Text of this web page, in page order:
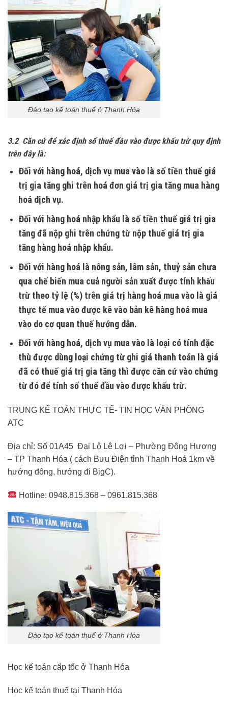
Đào tạo kế toán thuế ở Thanh Hóa
3.2 Căn cứ để xác định số thuế đầu vào được khấu trừ quy định
trên đây là:
Ðối với hàng hoá, dịch vụ mua vào là số tiền thuế giá
trị gia tăng ghi trên hoá đơn giá trị gia tăng mua hàng
hoá dịch vụ.
Ðối với hàng hoá nhập khẩu là số tiền thuế giá trị gia
tăng đã nộp ghi trên chứng từ nộp thuế giá trị gia
tăng hàng hoá nhập khẩu.
Ðối với hàng hoá là nông sản, lâm sản, thuỷ sản chưa
qua chế biến mua cuả người sản xuất được tính khấu
trừ theo tỷ lệ (%) trên giá trị hàng hoá mua vào là giá
thực tế mua vào được kê vào bản kê hàng hoá mua
vào do cơ quan thuế hướng dẫn.
Ðối với hàng hoá, dịch vụ mua vào là loại có tính đặc
thù được dùng loại chứng từ ghi giá thanh toán là giá
đã có thuế giá trị gia tăng thì được căn cứ vào chứng
từ đó để tính số thuế đầu vào được khấu trừ.
TRUNG KẾ TOÁN THỰC TẾ- TIN HỌC VĂN PHÒNG
ATC
Địa chỉ: Số 01A45 Đại Lộ Lê Lợi – Phường Đông Hương
– TP Thanh Hóa ( cách Bưu Điện tỉnh Thanh Hoá 1km về
hướng đông, hướng đi BigC).
Hotline: 0948.815.368 – 0961.815.368
Đào tạo kế toán thuế ở Thanh Hóa
Học kế toán cấp tốc ở Thanh Hóa
Học kế toán thuế tại Thanh Hóa